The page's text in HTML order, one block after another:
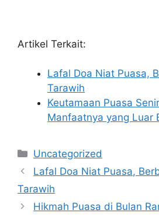
Artikel Terkait:
Lafal Doa Niat Puasa,
Tarawih
Keutamaan Puasa
Manfaatnya yang Luar
Categories
Uncategorized
Lafal Doa Niat Puasa,
Tarawih
Hikmah Puasa di Bulan